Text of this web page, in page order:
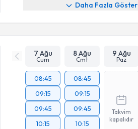
Daha Fazla Göster
7 Ağu
Cum
8 Ağu
Cmt
9 Ağu
Paz
08:45
09:15
09:45
10:15
08:45
09:15
09:45
10:15
Takvim
kapalıdır